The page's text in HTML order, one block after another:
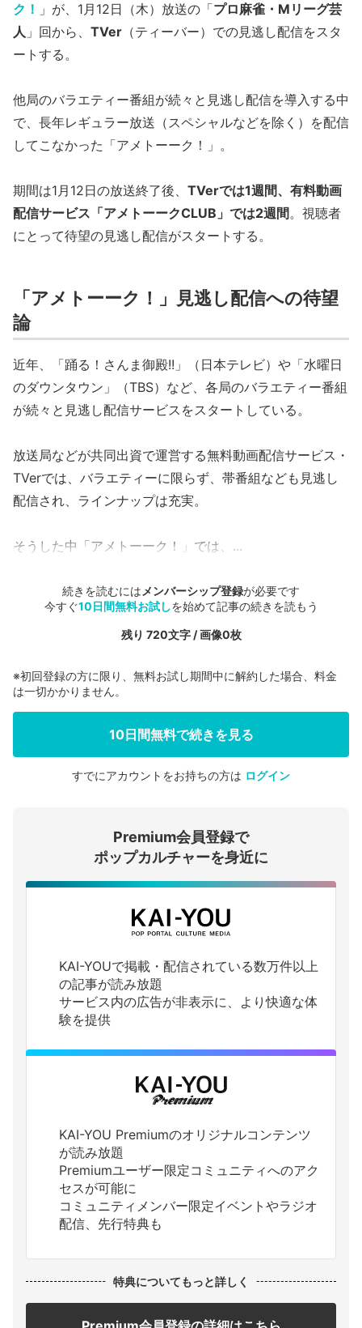
ク！ 」が、1月12日（木）放送の「プロ麻雀・Mリーグ芸
人 」回から、 TVer （ティーバー）での見逃し配信をスタ
ートする。
他局のバラエティー番組が続々と見逃し配信を導入する中
で、長年レギュラー放送（スペシャルなどを除く）を配信
してこなかった「アメトーーク！」。
期間は1月12日の放送終了後、 TVerでは1週間、有料動画
配信サービス「アメトーークCLUB」では2週間。視聴者
にとって待望の見逃し配信がスタートする。
「アメトーーク！」見逃し配信への待望
論
近年、「踊る！さんま御殿!!」（日本テレビ）や「水曜日
のダウンタウン」（TBS）など、各局のバラエティー番組
が続々と見逃し配信サービスをスタートしている。
放送局などが共同出資で運営する無料動画配信サービス・
TVerでは、バラエティーに限らず、帯番組なども見逃し
配信され、ラインナップは充実。
そうした中「アメトーーク！」では、...
続きを読むには メンバーシップ登録が必要です
今すぐ10日間無料お試しを始めて記事の続きを読もう
残り 720文字 / 画像0枚
会員登録する
ログインする
※初回登録の方に限り、無料お試し期間中に解約した場合、料金
は一切かかりません。
10日間無料で続きを見る
すでにアカウントをお持ちの方は ログイン
Premium会員登録で
ポップカルチャーを身近に
KAI-YOUで掲載・配信されている数万件以上
の記事が読み放題
サービス内の広告が非表示に、より快適な体
験を提供
KAI-YOU Premiumのオリジナルコンテンツ
が読み放題
Premiumユーザー限定コミュニティへのアク
セスが可能に
コミュニティメンバー限定イベントやラジオ
配信、先行特典も
特典についてもっと詳しく